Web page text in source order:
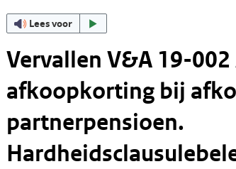
Lees voor
Vervallen V&A 19-
afkoopkorting bij
partnerpensioen.